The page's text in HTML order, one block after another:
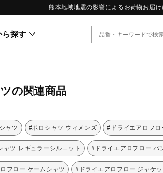
熊本地域地震の影響によるお荷物お届
ら探す
W.PROPHECY1｜特集
WP MAGIC MITA｜特集
WP STRAP｜特集
スペシャルカラーパック｜特集
WP STRAP 2｜特集
の関連商品
ャツ #ポロシャツ ウィメンズ #ドライエアロフロ
ャツ レギュラーシルエット #ドライエアロフロー パ
フロー ゲームシャツ #ドライエアロフロー ジャケッ